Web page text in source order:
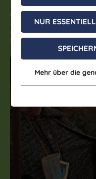
NUR
Mehr über die